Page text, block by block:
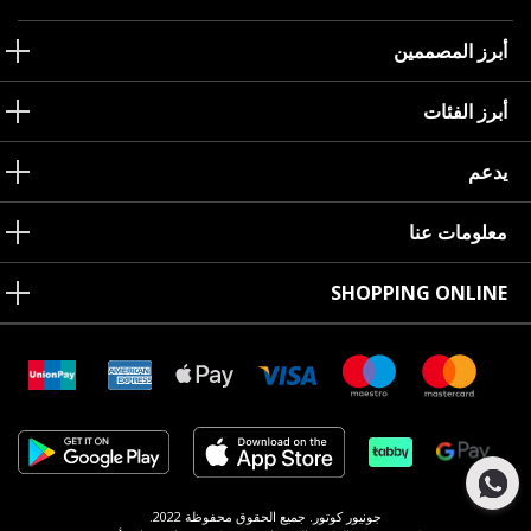
أبرز المصممين
أبرز الفئات
يدعم
معلومات عنا
SHOPPING ONLINE
جونيور كوتور. جميع الحقوق محفوظة 2022.